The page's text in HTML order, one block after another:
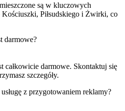
są w kluczowych
Piłsudskiego i Żwirki, co
darmowe?
całkowicie darmowe. Skontaktuj się
szczegóły.
z przygotowaniem reklamy?